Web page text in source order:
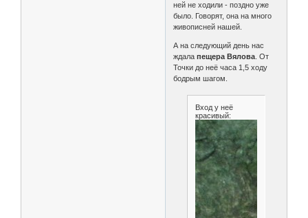
ней не ходили - поздно уже
было. Говорят, она на много
живописней нашей.
А на следующий день нас
ждалапещера Вялова . От
Точки до неё часа 1,5 ходу
бодрым шагом.
Вход у неё
красивый: